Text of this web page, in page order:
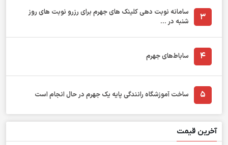
3
سامانه نوبت دهی کلینک های جهرم برای رزرو نوبت های روز
شنبه در ...
4 ساباط‌های جهرم
5 ساخت آموزشگاه رانندگی پایه یک جهرم در حال انجام است
آخرین قیمت